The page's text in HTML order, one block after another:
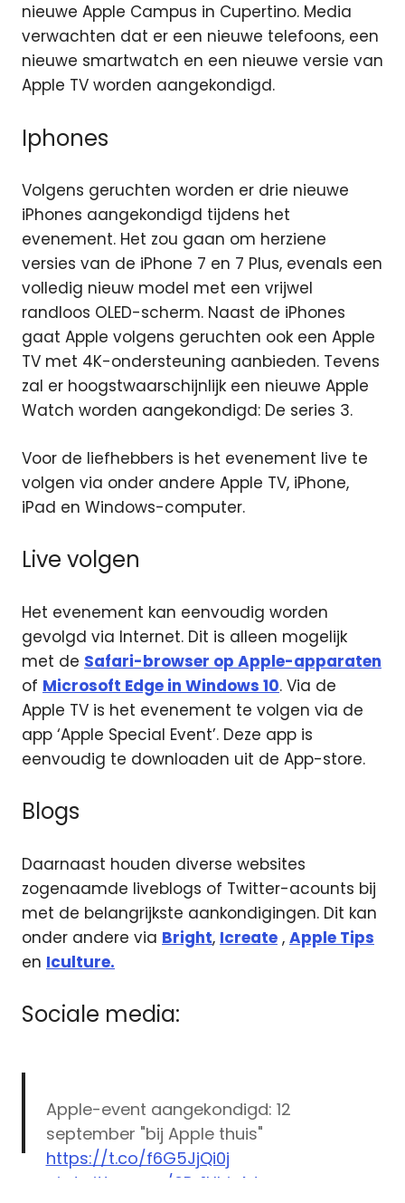
nieuwe Apple Campus in Cupertino. Media
verwachten dat er een nieuwe telefoons, een
nieuwe smartwatch en een nieuwe versie van
Apple TV worden aangekondigd.
Iphones
Volgens geruchten worden er drie nieuwe
iPhones aangekondigd tijdens het
evenement. Het zou gaan om herziene
versies van de iPhone 7 en 7 Plus, evenals een
volledig nieuw model met een vrijwel
randloos OLED-scherm. Naast de iPhones
gaat Apple volgens geruchten ook een Apple
TV met 4K-ondersteuning aanbieden. Tevens
zal er hoogstwaarschijnlijk een nieuwe Apple
Watch worden aangekondigd: De series 3.
Voor de liefhebbers is het evenement live te
volgen via onder andere Apple TV, iPhone,
iPad en Windows-computer.
Live volgen
Het evenement kan eenvoudig worden
gevolgd via Internet. Dit is alleen mogelijk
met de Safari-browser op Apple-apparaten
of Microsoft Edge in Windows 10. Via de
Apple TV is het evenement te volgen via de
app ‘Apple Special Event’. Deze app is
eenvoudig te downloaden uit de App-store.
Blogs
Daarnaast houden diverse websites
zogenaamde liveblogs of Twitter-acounts bij
met de belangrijkste aankondigingen. Dit kan
onder andere via Bright, Icreate , Apple Tips
en Iculture.
Sociale media:
Apple-event aangekondigd: 12
september "bij Apple thuis"
https://t.co/f6G5JjQi0j
pic.twitter.com/6Py1HhjxAJ